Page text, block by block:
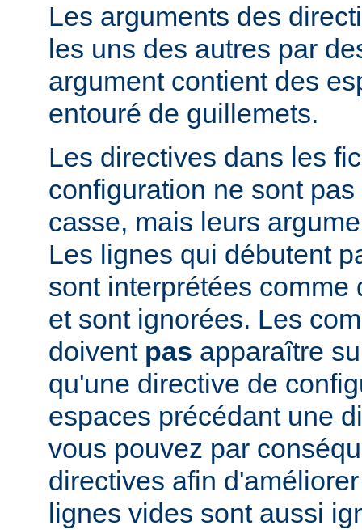
Les arguments des
les uns des autres par
argument contient des
entouré de guillemets.
Les directives dans les
configuration ne sont
casse, mais leurs
Les lignes qui débutent
sont interprétées comme
et sont ignorées. Les
doivent pas apparaître
qu'une directive de
espaces précédant une
vous pouvez par
directives afin
lignes vides sont aussi